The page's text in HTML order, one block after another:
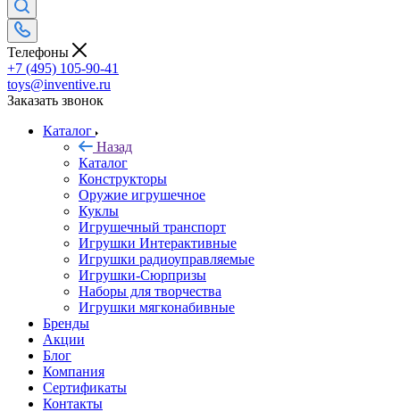
Телефоны
+7 (495) 105-90-41
toys@inventive.ru
Заказать звонок
Каталог
Назад
Каталог
Конструкторы
Оружие игрушечное
Куклы
Игрушечный транспорт
Игрушки Интерактивные
Игрушки радиоуправляемые
Игрушки-Сюрпризы
Наборы для творчества
Игрушки мягконабивные
Бренды
Акции
Блог
Компания
Сертификаты
Контакты